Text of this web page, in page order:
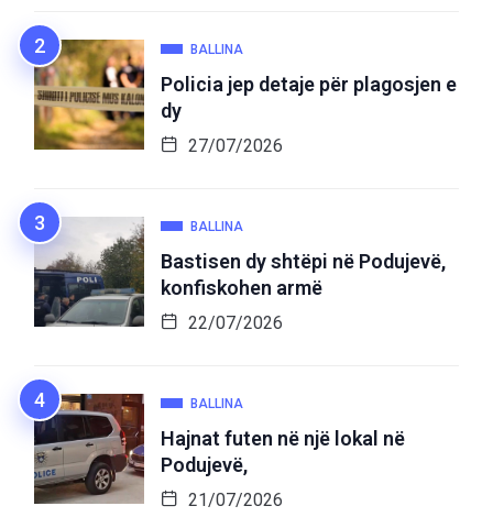
BALLINA
Policia jep detaje për plagosjen e
dy
27/07/2026
BALLINA
Bastisen dy shtëpi në Podujevë,
konfiskohen armë
22/07/2026
BALLINA
Hajnat futen në një lokal në
Podujevë,
21/07/2026